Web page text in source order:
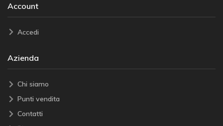
Account
Accedi
Azienda
Chi siamo
Punti vendita
Contatti